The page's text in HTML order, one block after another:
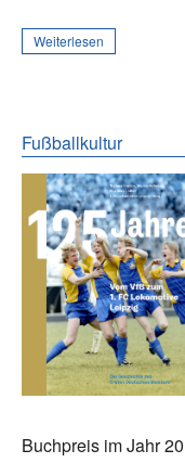
Weiterlesen
Fußballkultur
Buchpreis im Jahr